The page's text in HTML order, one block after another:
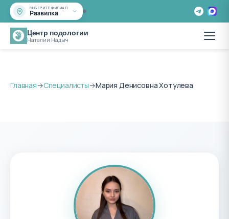
ВЫБЕРИТЕ ФИЛИАЛ
Развилка
Центр подологии
Наталии Надыч
Главная→Специалисты→Мария Денисовна Хотулева